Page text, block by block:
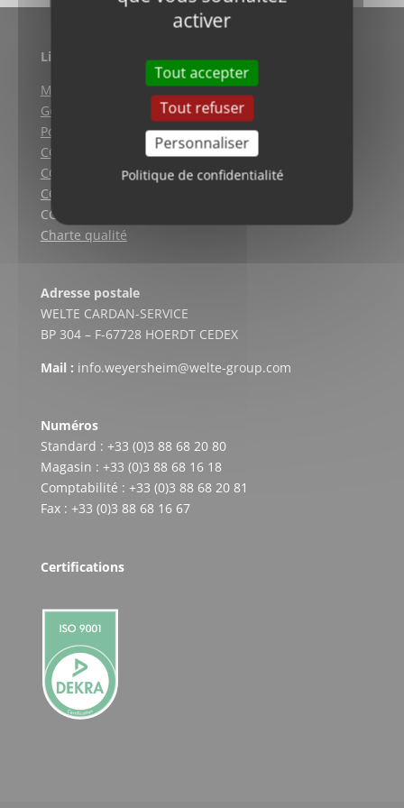
activer
Tout accepter
Tout refuser
Personnaliser
Politique de confidentialité
Liens utiles
Mentions légales
Gestion des cookies
Politique de confidentialité
CGV (Weyersheim)
CGV (Strasbourg)
CGV (Lyon)
CGV vente en ligne
Charte qualité
Adresse postale
WELTE CARDAN-SERVICE
BP 304 – F-67728 HOERDT CEDEX
Mail : info.weyersheim@welte-group.com
Numéros
Standard : +33 (0)3 88 68 20 80
Magasin : +33 (0)3 88 68 16 18
Comptabilité : +33 (0)3 88 68 20 81
Fax : +33 (0)3 88 68 16 67
Certifications